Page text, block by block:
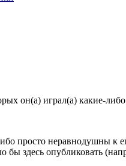
он(а) играл(а) какие-
просто неравнодушны
здесь опубликовать